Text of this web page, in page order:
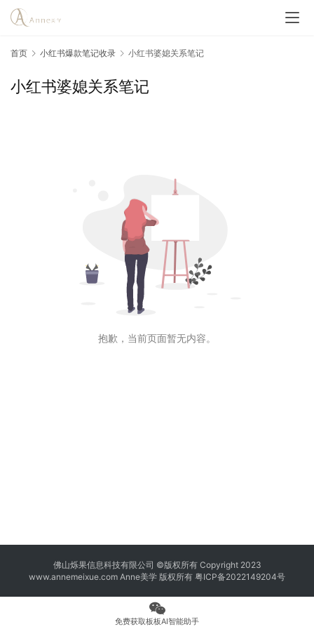
首页 小红书爆款笔记收录 小红书婆媳关系笔记
小红书婆媳关系笔记
抱歉，当前页面暂无内容。
佛山烁果信息科技有限公司 ©版权所有 Copyright 2023
www.annemeixue.com Anne美学 版权所有 粤ICP备2022149204号
免费获取板板AI智能助手